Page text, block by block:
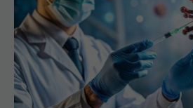
EXCLUSIV Remdesivir, tratamentul injectabil